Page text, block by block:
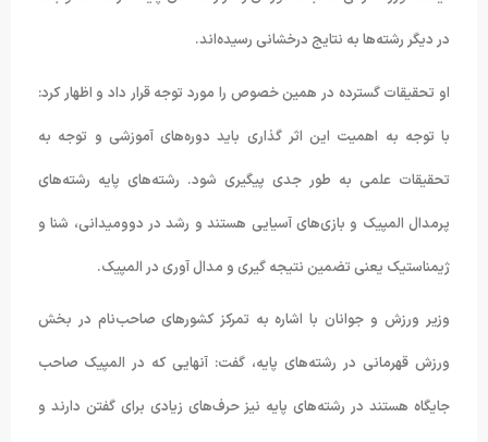
در دیگر رشته‌ها به نتایج درخشانی رسیده‌اند.
او تحقیقات گسترده در همین خصوص را مورد توجه قرار داد و اظهار کرد:
با توجه به اهمیت این اثر گذاری باید دوره‌های آموزشی و توجه به
تحقیقات علمی به طور جدی پیگیری شود. رشته‌های پایه رشته‌های
پرمدال المپیک و بازی‌های آسیایی هستند و رشد در دوومیدانی، شنا و
ژیمناستیک یعنی تضمین نتیجه گیری و مدال آوری در المپیک.
وزیر ورزش و جوانان با اشاره به تمرکز کشورهای صاحب‌نام در بخش
ورزش قهرمانی در رشته‌های پایه، گفت: آنهایی که در المپیک صاحب
جایگاه هستند در رشته‌های پایه نیز حرف‌های زیادی برای گفتن دارند و